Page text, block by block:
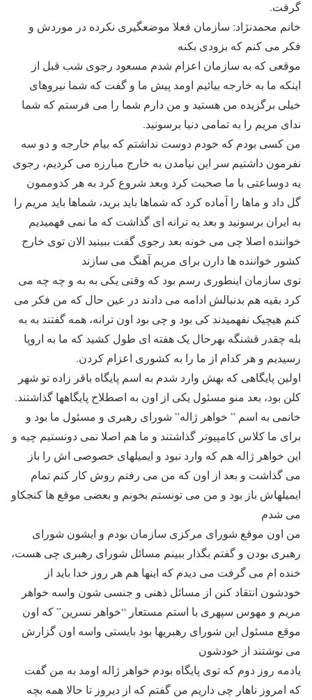
گرفت.
خانم محمدنژاد: سازمان فعلا موضعگیری نکرده در موردش و
فکر می کنم که بزودی بکنه
موقعی که به سازمان اعزام شدم مسعود رجوی شب قبل از
اینکه ما به خارجه بیائیم اومد پیش ما و گفت که شما نیروهای
خیلی برگزیده من هستید و من دارم شما را می فرستم که شما
ندای مریم را به تمامی دنیا برسونید.
من کسی بودم که خودم دوست نداشتم که بیام خارجه و دو سه
نفرمون داشتیم سر این نیامدن به خارج مبارزه می کردیم، رجوی
یه دوساعتی با ما صحبت کرد وبعد شروع کرد به هر کدوممون
گل داد و ماها را آماده کرد که شماها باید برید، شماها باید مریم را
به ایران برسونید و بعد یه ترانه ای گذاشت که ما نمی فهمیدیم
خواننده اصلا چی می خونه بعد رجوی گفت ببینید الان توی خارج
کشور خواننده ها دارن برای مریم آهنگ می سازند
توی سازمان اینطوری رسم بود که وقتی یکی به به و چه چه می
کرد بقیه هم بدنبالش ادامه می دادند در عین حال که من فکر می
کنم هیچیک نفهمیدند کی بود و چی بود اون ترانه، همه گفتند به به
بله چقدر قشنگه بهرحال یک هفته ای طول کشید که ما به اروپا
رسیدیم و هر کدام از ما را به کشوری اعزام کردن.
اولین پایگاهی که بهش وارد شدم به اسم پایگاه باقر زاده تو شهر
کلن بود، بعد منو مسئول یکی از اون به اصطلاح پایگاهها گذاشتند.
خانمی به اسم ” خواهر ژاله” شورای رهبری و مسئول ما بود و
برای ما کلاس کامپیوتر گذاشتند و ما هم اصلا نمی دونستیم چیه و
این خواهر ژاله هم که وارد نبود و ایمیلهای خصوصی اش را باز
می گذاشت و بعد از اون که من می رفتم روش کار کنم تمام
ایمیلهاش باز بود و من می تونستم بخونم و بعضی موقع ها کنجکاو
می شدم
من اون موقع شورای مرکزی سازمان بودم و ایشون شورای
رهبری بودن و گفتم بگذار ببینم مسائل شورای رهبری چی هست،
خنده ام می گرفت می دیدم که اینها هم هر روز خدا باید از
خودشون انتقاد کنن از مسائل ذهنی و جنسی شون واسه خواهر
مریم و مهوس سپهری با استم مستعار “خواهر نسرین” که اون
موقع مسئول این شورای رهبریها بود بایستی واسه اون گزارش
می نوشتند از خودشون
یادمه روز دوم که توی پایگاه بودم خواهر ژاله اومد به من گفت
که امروز ناهار چی داریم من گفتم که از دیروز تا حالا همه بچه